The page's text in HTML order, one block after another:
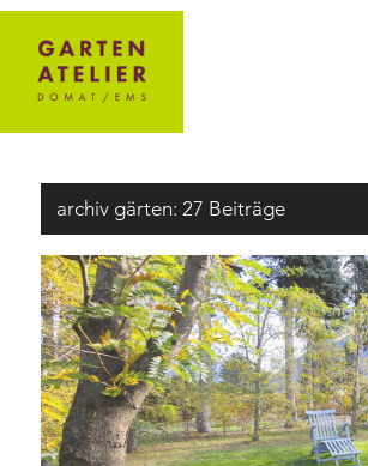
archiv gärten: 27 Beiträge